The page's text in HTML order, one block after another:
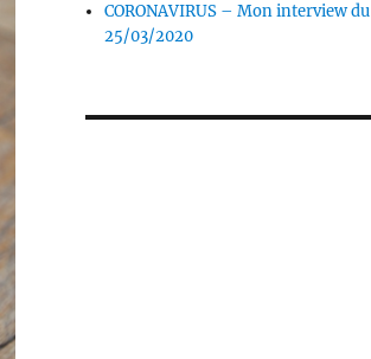
CORONAVIRUS – Mon interview du
25/03/2020